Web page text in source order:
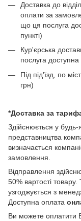
Доставка до
оплати за
що ця послуга
пункті)
Кур'єрська
послуга
Під під'їзд, по
грн)
*Доставка за
Здійснюється у
представництва
визначається
замовлення.
Відправлення
50% вартості
узгоджується з
Доступна оплата
Ви можете оплатити